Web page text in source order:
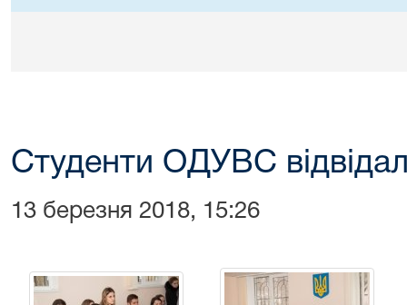
Студенти ОДУВС
13 березня 2018, 15:26